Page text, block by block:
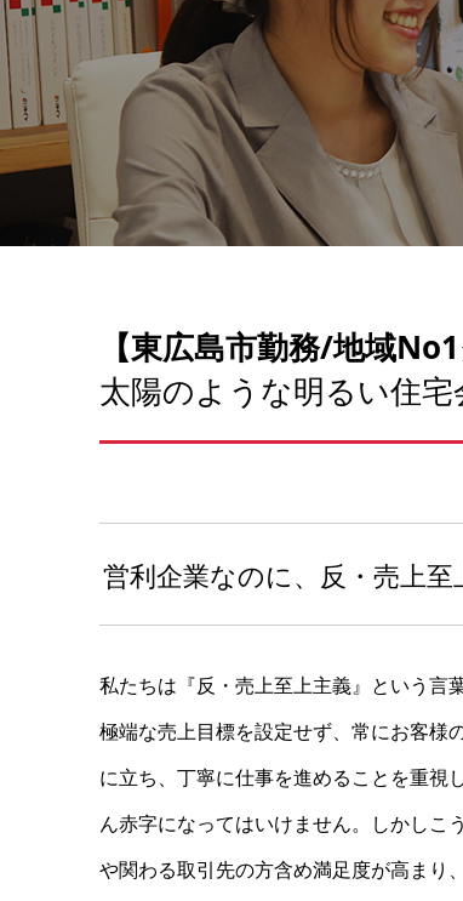
【東広島市勤務/地域
太陽のような明るい住
営利企業なのに、反・売上至
私たちは『反・売上至上主義』という言
極端な売上目標を設定せず、常にお客様
に立ち、丁寧に仕事を進めることを重視
ん赤字になってはいけません。しかしこ
や関わる取引先の方含め満足度が高まり